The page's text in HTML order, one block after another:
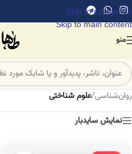
Skip to navigation
Skip to main content
منو
روان‌شناسی/علوم شناختی
نمایش سایدبار